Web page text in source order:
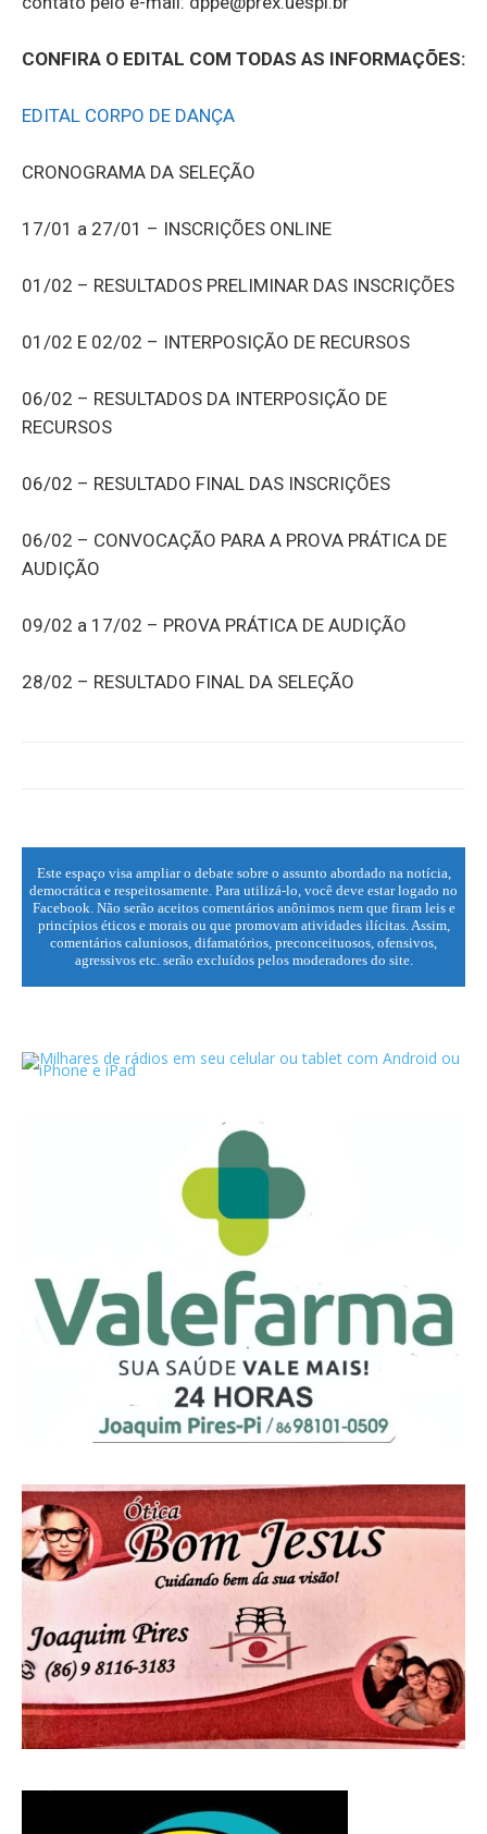
CONFIRA O EDITAL COM TODAS AS INFORMAÇÕES:
EDITAL CORPO DE DANÇA
CRONOGRAMA DA SELEÇÃO
17/01 a 27/01 – INSCRIÇÕES ONLINE
01/02 – RESULTADOS PRELIMINAR DAS INSCRIÇÕES
01/02 E 02/02 – INTERPOSIÇÃO DE RECURSOS
06/02 – RESULTADOS DA INTERPOSIÇÃO DE
RECURSOS
06/02 – RESULTADO FINAL DAS INSCRIÇÕES
06/02 – CONVOCAÇÃO PARA A PROVA PRÁTICA DE
AUDIÇÃO
09/02 a 17/02 – PROVA PRÁTICA DE AUDIÇÃO
28/02 – RESULTADO FINAL DA SELEÇÃO
Este espaço visa ampliar o debate sobre o assunto abordado na notícia,
democrática e respeitosamente. Para utilizá-lo, você deve estar logado no
Facebook. Não serão aceitos comentários anônimos nem que firam leis e
princípios éticos e morais ou que promovam atividades ilícitas. Assim,
comentários caluniosos, difamatórios, preconceituosos, ofensivos,
agressivos etc. serão excluídos pelos moderadores do site.